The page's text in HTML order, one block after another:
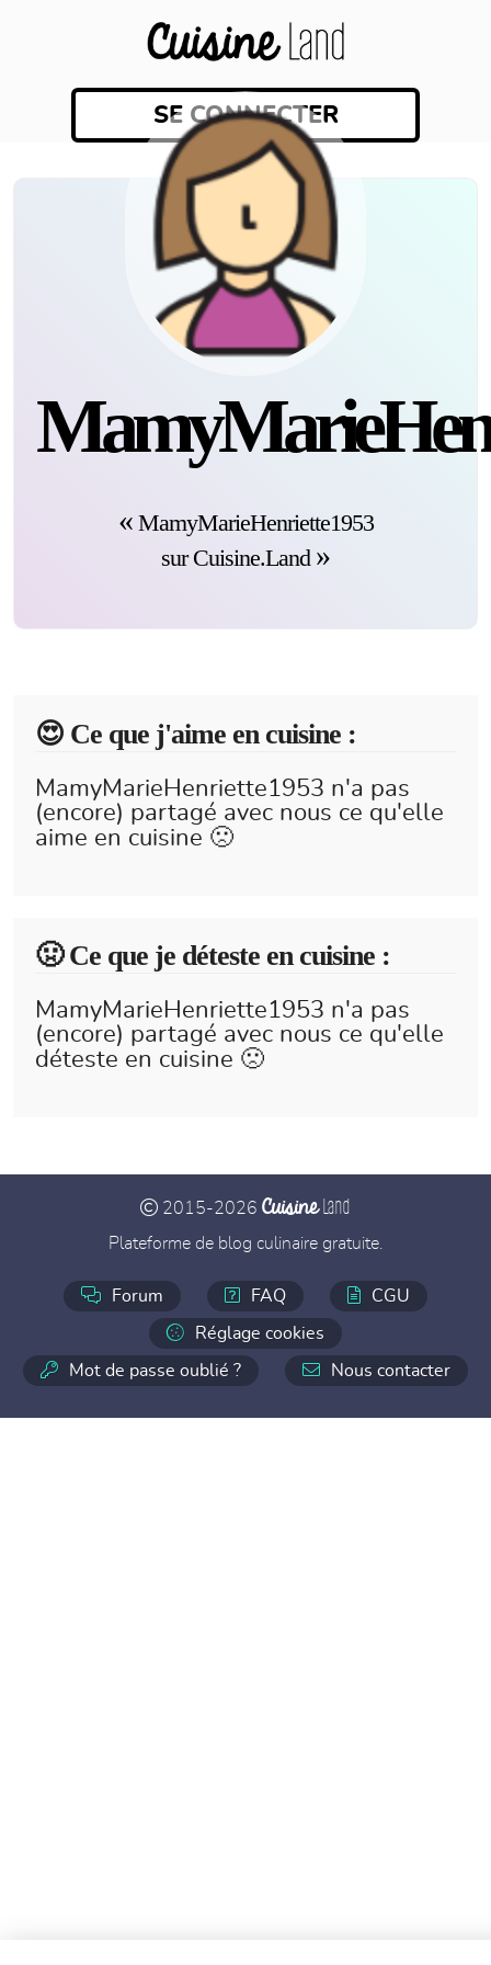
SE CONNECTER
MamyMarieHenriette1953
sur Cuisine.Land
😍️ Ce que j'aime en cuisine :
MamyMarieHenriette1953 n'a pas
(encore) partagé avec nous ce qu'elle
aime en cuisine 🙁
🤢 Ce que je déteste en cuisine :
MamyMarieHenriette1953 n'a pas
(encore) partagé avec nous ce qu'elle
déteste en cuisine 🙁
2015-2026 CuisineLand
Plateforme de blog culinaire gratuite.
Forum FAQ CGU
Réglage cookies
Mot de passe oublié ? Nous contacter